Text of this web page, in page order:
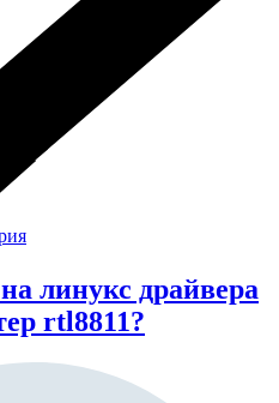
линукс драйвера
rtl8811?